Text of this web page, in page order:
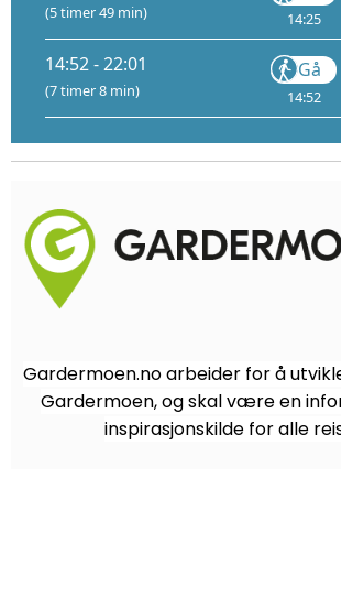
(5 timer 49 min) 14:25
14:52 - 22:01
(7 timer 8 min)
Gå
14:52
Gardermoen.no arbeider for å
Gardermoen, og skal være en
inspirasjonskilde for alle